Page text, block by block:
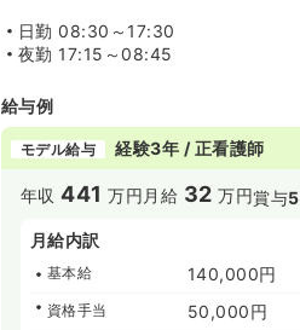
日勤 08:30～17:30
夜勤 17:15～08:45
給与例
モデル給与 経験3年 / 正看護師
年収441 万円 月給 32 万円賞与
月給内訳
基本給 140,000円
資格手当 50,000円